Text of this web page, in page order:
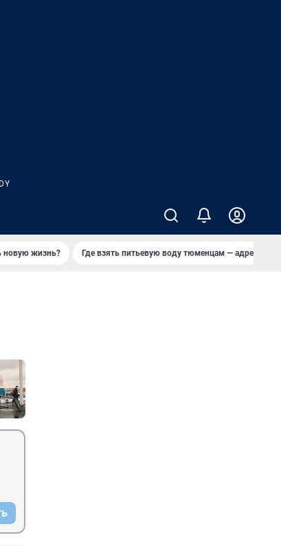
новую жизнь? Где взять питьевую воду тюменцам — адреса